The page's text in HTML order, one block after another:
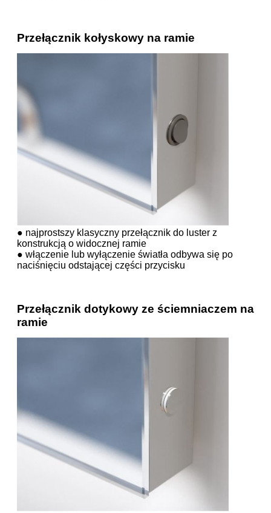
Przełącznik kołyskowy na ramie
● najprostszy klasyczny przełącznik do luster z
konstrukcją o widocznej ramie
● włączenie lub wyłączenie światła odbywa się po
naciśnięciu odstającej części przycisku
Przełącznik dotykowy ze ściemniaczem na
ramie